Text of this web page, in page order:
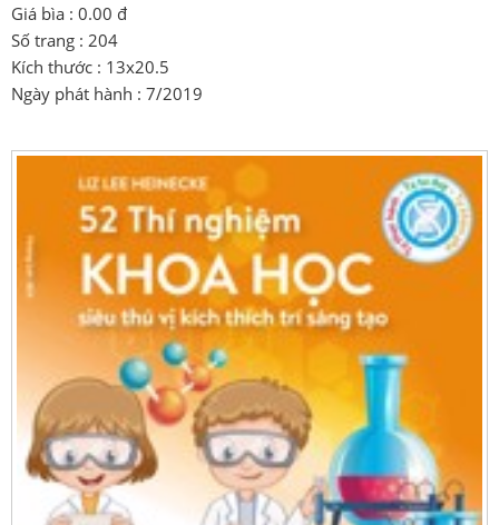
Giá bìa : 0.00 đ
Số trang : 204
Kích thước : 13x20.5
Ngày phát hành : 7/2019